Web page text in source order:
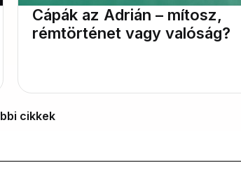
Cápák az Adrián – mítosz,
rémtörténet vagy valóság?
cikkek